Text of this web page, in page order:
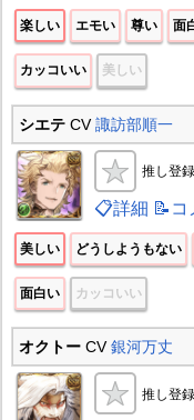
楽しい エモい 尊い 面
カッコいい 美しい
シエテCV諏訪部順一
推し登
📋詳細 📝コ
美しい どうしようもない
面白い カッコいい
オクトーCV銀河万丈
推し登